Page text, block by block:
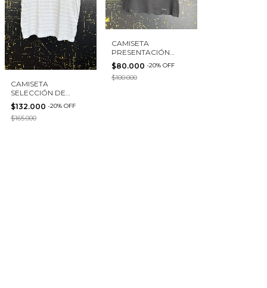
CAMISETA
SELECCIÓN DE
ESPAÑA ADIDAS
TALLA M
$132.000 -20% OFF
$165.000
CAMISETA
PRESENTACIÓN
SELECCIÓN DE
ESPAÑA 2014 ADIDAS
TALLA S
$80.000 -20% OFF
$100.000